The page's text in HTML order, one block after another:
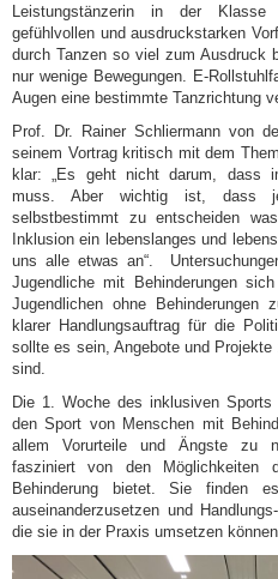
Leistungstänzerin in der
gefühlvollen und ausdruckstarken
durch Tanzen so viel zum Ausdruck
nur wenige Bewegungen. E-
Augen eine bestimmte Tanzrichtung
Prof. Dr. Rainer Schliermann von
seinem Vortrag kritisch mit dem
klar: „Es geht nicht darum, dass
muss. Aber wichtig ist, dass
selbstbestimmt zu entscheiden
Inklusion ein lebenslanges und
uns alle etwas an“.
Jugendliche mit Behinderungen
Jugendlichen ohne
klarer Handlungsauftrag für die
sollte es sein, Angebote und
sind.
Die 1. Woche des inklusiven
den Sport von Menschen mit
allem Vorurteile und Ängste zu
fasziniert von den
Behinderung bietet. Sie finden
auseinanderzusetzen und
die sie in der Praxis umsetzen können.